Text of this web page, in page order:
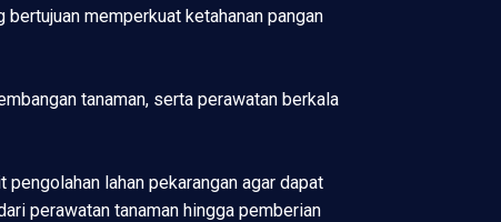
memperkuat ketahanan pangan
tanaman, serta perawatan berkala
lahan pekarangan agar dapat
perawatan tanaman hingga pemberian